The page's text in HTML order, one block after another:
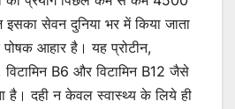
सेवन दुनिया भर में किया जाता
आहार है। यह प्रोटीन,
विटामिन B6 और विटामिन B12 जैसे
है। दही न केवल स्वास्थ्य के लिये ही